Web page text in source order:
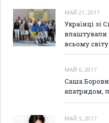
МАЙ 21, 2017
Українці зі
всьому світу
МАЙ 6, 2017
Саша
апатридом,
МАЙ 5, 2017